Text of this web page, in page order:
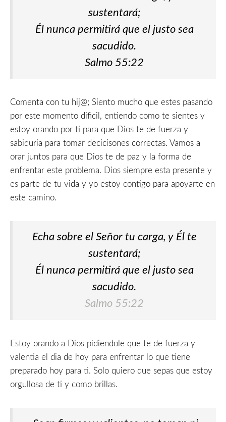
sustentará;
Él nunca permitirá que el justo sea
sacudido.
Salmo 55:22
Comenta con tu hij@; Siento mucho que estes pasando
por este momento dificil, entiendo como te sientes y
estoy orando por ti para que Dios te de fuerza y
sabiduria para tomar decicisones correctas. Vamos a
orar juntos para que Dios te de paz y la forma de
enfrentar este problema. Dios siempre esta presente y
es parte de tu vida y yo estoy contigo para apoyarte en
este camino.
Echa sobre el Señor tu carga, y Él te
sustentará;
Él nunca permitirá que el justo sea
sacudido.
Salmo 55:22
Estoy orando a Dios pidiendole que te de fuerza y
valentia el dia de hoy para enfrentar lo que tiene
preparado hoy para ti. Solo quiero que sepas que estoy
orgullosa de ti y como brillas.